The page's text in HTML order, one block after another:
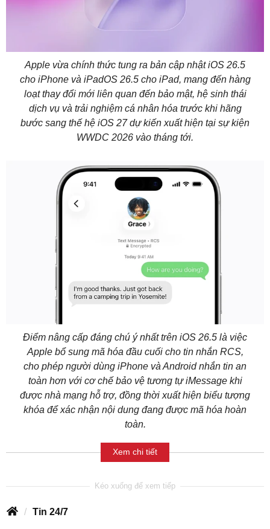
Apple vừa chính thức tung ra bản cập nhật iOS 26.5
cho iPhone và iPadOS 26.5 cho iPad, mang đến hàng
loạt thay đổi mới liên quan đến bảo mật, hệ sinh thái
dịch vụ và trải nghiệm cá nhân hóa trước khi hãng
bước sang thế hệ iOS 27 dự kiến xuất hiện tại sự kiện
WWDC 2026 vào tháng tới.
Điểm nâng cấp đáng chú ý nhất trên iOS 26.5 là việc
Apple bổ sung mã hóa đầu cuối cho tin nhắn RCS,
cho phép người dùng iPhone và Android nhắn tin an
toàn hơn với cơ chế bảo vệ tương tự iMessage khi
được nhà mạng hỗ trợ, đồng thời xuất hiện biểu tượng
khóa để xác nhận nội dung đang được mã hóa hoàn
toàn.
Xem chi tiết
Tin 24/7